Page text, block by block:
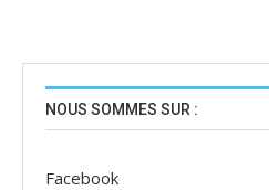
NOUS SOMMES SUR :
Facebook